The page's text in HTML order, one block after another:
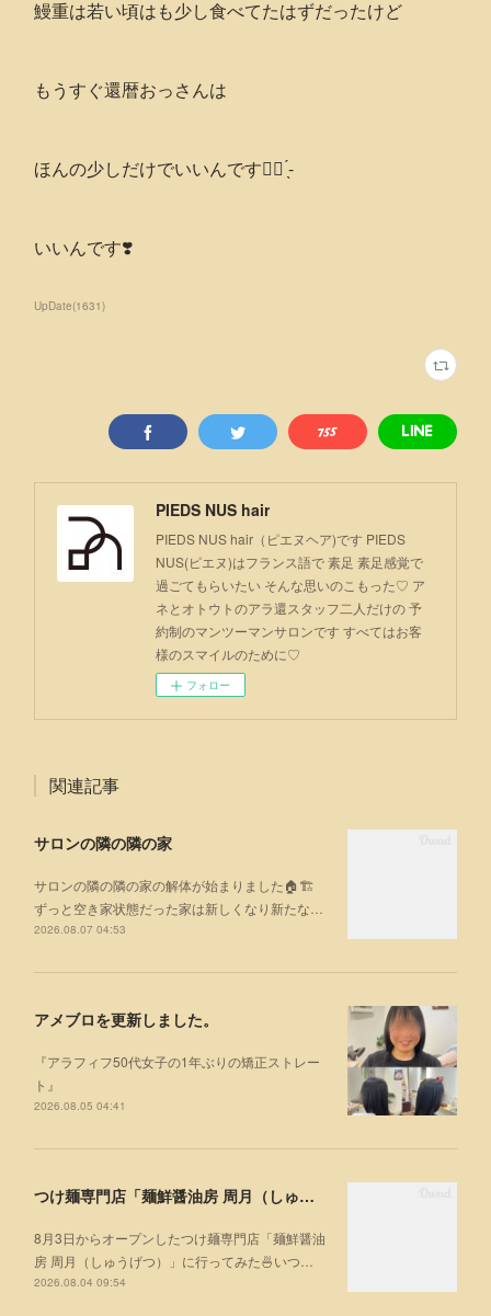
鰻重は若い頃はも少し食べてたはずだったけど
もうすぐ還暦おっさんは
ほんの少しだけでいいんです‪👍🏻 ̖́-‬︎
いいんです❣️
UpDate(1631)
PIEDS NUS hair
PIEDS NUS hair（ピエヌヘア)です PIEDS
NUS(ピエヌ)はフランス語で 素足 素足感覚で
過ごてもらいたい そんな思いのこもった♡ ア
ネとオトウトのアラ還スタッフ二人だけの 予
約制のマンツーマンサロンです すべてはお客
様のスマイルのために♡
フォロー
関連記事
サロンの隣の隣の家
サロンの隣の隣の家の解体が始まりました🏠🏗
ずっと空き家状態だった家は新しくなり新たな…
2026.08.07 04:53
アメブロを更新しました。
『アラフィフ50代女子の1年ぶりの矯正ストレー
ト』
2026.08.05 04:41
つけ麺専門店「麺鮮醤油房 周月（しゅうげつ）」⁡ に行ってみた🍜
8月3日からオープンしたつけ麺専門店「麺鮮醤油
房 周月（しゅうげつ）」⁡に行ってみた🍜いつ…
2026.08.04 09:54